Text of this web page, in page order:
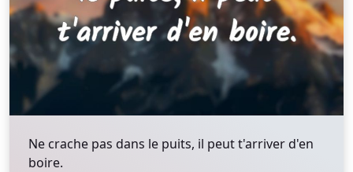
Ne crache pas dans le puits, il peut t'arriver d'en
boire.